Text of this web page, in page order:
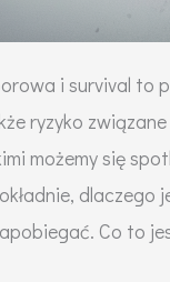
i survival to
ryzyko
możemy się
Co to